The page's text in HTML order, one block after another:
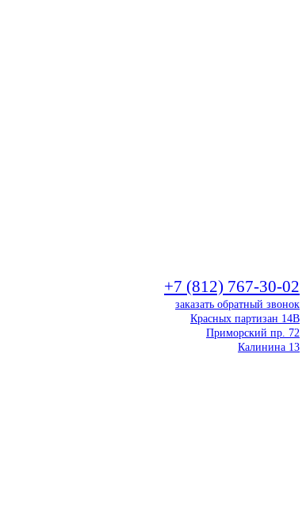
+7 (812) 767-30-02
заказать обратный звонок
Красных партизан 14В
Приморский пр. 72
Калинина 13